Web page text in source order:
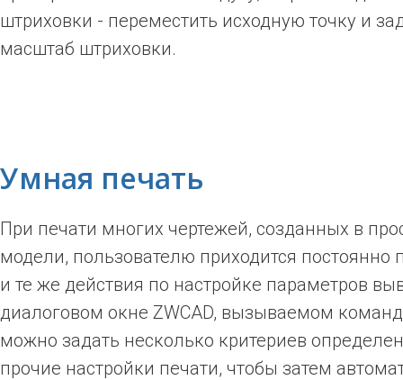
штриховки - переместить исходную точку и
масштаб штриховки.
Умная печать
При печати многих чертежей, созданных в
модели, пользователю приходится постоянно
и те же действия по настройке параметров
диалоговом окне ZWCAD, вызываемом
можно задать несколько критериев
прочие настройки печати, чтобы затем